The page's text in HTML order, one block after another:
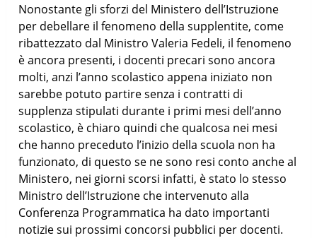
Nonostante gli sforzi del Ministero dell’Istruzione
per debellare il fenomeno della supplentite, come
ribattezzato dal Ministro Valeria Fedeli, il fenomeno
è ancora presenti, i docenti precari sono ancora
molti, anzi l’anno scolastico appena iniziato non
sarebbe potuto partire senza i contratti di
supplenza stipulati durante i primi mesi dell’anno
scolastico, è chiaro quindi che qualcosa nei mesi
che hanno preceduto l’inizio della scuola non ha
funzionato, di questo se ne sono resi conto anche al
Ministero, nei giorni scorsi infatti, è stato lo stesso
Ministro dell’Istruzione che intervenuto alla
Conferenza Programmatica ha dato importanti
notizie sui prossimi concorsi pubblici per docenti.